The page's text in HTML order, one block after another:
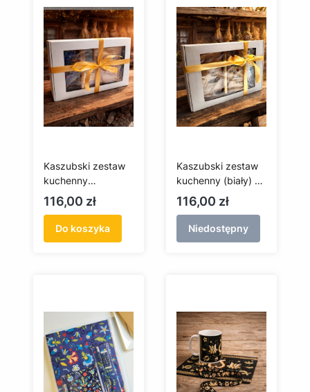
Kaszubski zestaw
kuchenny
(granatowy) -
fartuch, rękawice,
kawa, herbata,
świeczka
Cena
116,00 zł
Do koszyka
Kaszubski zestaw
kuchenny (biały) -
fartuch, rękawice,
kawa, herbata,
świeczka
Cena
116,00 zł
Niedostępny